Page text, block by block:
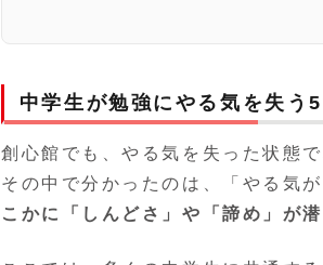
中学生が勉強にやる気を失う
創心館でも、やる気を失った状態
その中で分かったのは、「やる気
こかに「しんどさ」や「諦め」が